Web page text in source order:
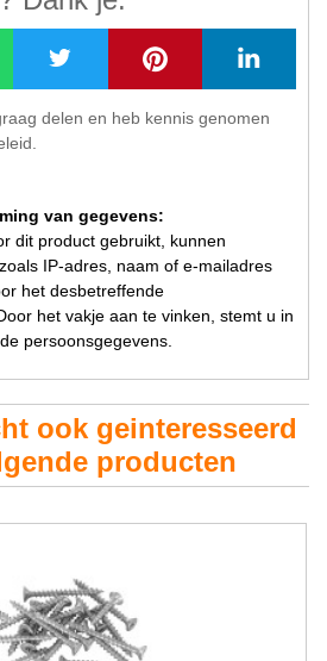
delen en heb kennis genomen
van gegevens:
dit product gebruikt, kunnen
IP-adres, naam of e-mailadres
het desbetreffende
het vakje aan te vinken, stemt u in
persoonsgegevens.
ook geinteresseerd
producten